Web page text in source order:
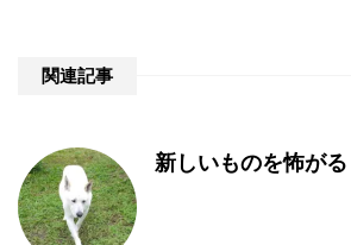
関連記事
新しいものを怖がる